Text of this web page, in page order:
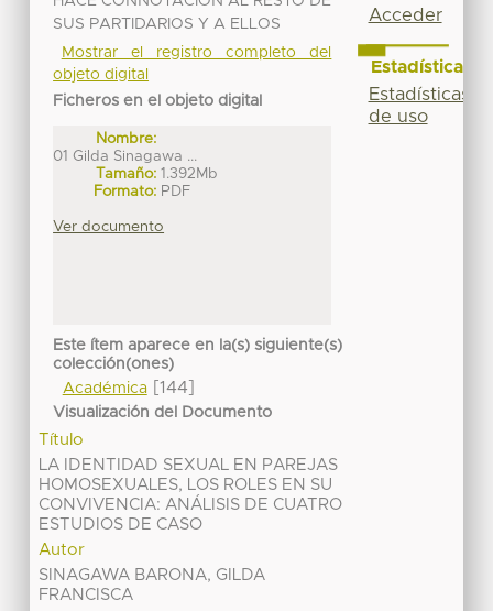
SUS PARTIDARIOS Y A ELLOS
Mostrar el registro completo del
objeto digital
Ficheros en el objeto digital
Nombre:
01 Gilda Sinagawa ...
Tamaño: 1.392Mb
Formato: PDF
Ver documento
Este ítem aparece en la(s) siguiente(s)
colección(ones)
Académica[144]
Visualización del Documento
Título
LA IDENTIDAD SEXUAL EN PAREJAS
HOMOSEXUALES, LOS ROLES EN SU
CONVIVENCIA: ANÁLISIS DE CUATRO
ESTUDIOS DE CASO
Autor
SINAGAWA BARONA, GILDA
FRANCISCA
Acceder
Estadísticas
Estadísticas
de uso